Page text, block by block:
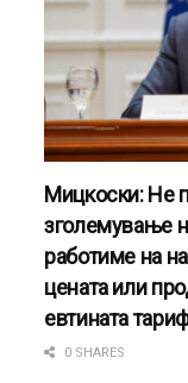
Мицкоски: Не
зголемување
работиме на
цената или
евтината
0 SHARES